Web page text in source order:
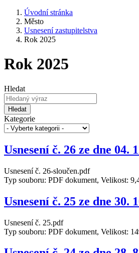
Úvodní stránka
Město
Usnesení zastupitelstva
Rok 2025
Rok 2025
Hledat
Hledat
Kategorie
Usnesení č. 26 ze dne 04.
Usnesení č. 26-sloučen.pdf
Typ souboru: PDF dokument, Velikost:
Usnesení č. 25 ze dne 30.
Usnesení č. 25.pdf
Typ souboru: PDF dokument, Velikost: